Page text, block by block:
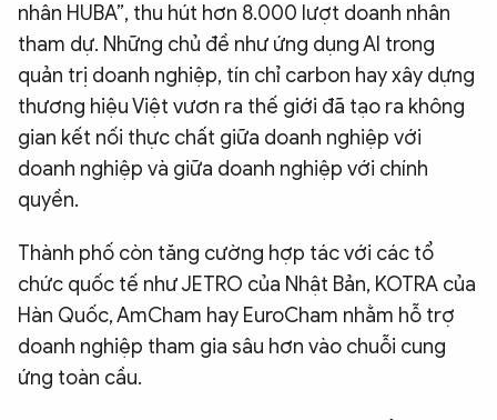
nhân HUBA”, thu hút hơn 8.000 lượt doanh nhân
tham dự. Những chủ đề như ứng dụng AI trong
quản trị doanh nghiệp, tín chỉ carbon hay xây dựng
thương hiệu Việt vươn ra thế giới đã tạo ra không
gian kết nối thực chất giữa doanh nghiệp với
doanh nghiệp và giữa doanh nghiệp với chính
quyền.
Thành phố còn tăng cường hợp tác với các tổ
chức quốc tế như JETRO của Nhật Bản, KOTRA của
Hàn Quốc, AmCham hay EuroCham nhằm hỗ trợ
doanh nghiệp tham gia sâu hơn vào chuỗi cung
ứng toàn cầu.